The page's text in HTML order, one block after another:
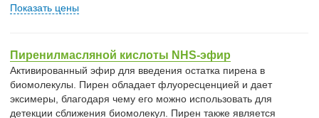
Показать цены
Пиренилмасляной кислоты NHS-эфир
Активированный эфир для введения остатка пирена в
биомолекулы. Пирен обладает флуоресценцией и дает
эксимеры, благодаря чему его можно использовать для
детекции сближения биомолекул. Пирен также является